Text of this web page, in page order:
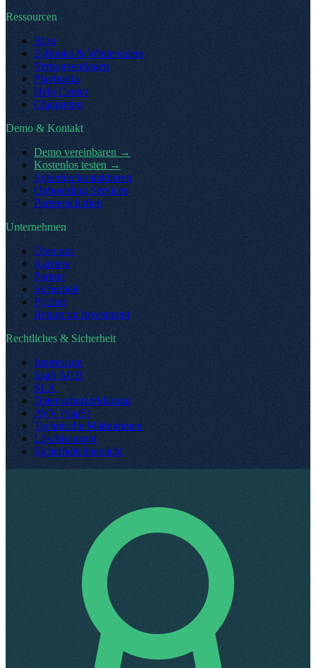
Ressourcen
Blog
E-Books & Whitepapers
Vertragsvorlagen
Playbooks
Help Center
Changelog
Demo & Kontakt
Demo vereinbaren →
Kostenlos testen →
Experten kontaktieren
Onboarding Services
Partnerschaften
Unternehmen
Über uns
Karriere
Partner
Sicherheit
Pricing
Return on Investment
Rechtliches & Sicherheit
Impressum
SaaS AGB
SLA
Datenschutzerklärung
AVV (SaaS)
Technische Maßnahmen
Löschkonzept
Sicherheitsübersicht